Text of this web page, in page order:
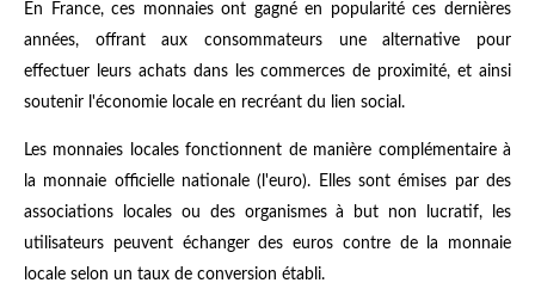
En France, ces monnaies ont gagné en popularité ces dernières
années, offrant aux consommateurs une alternative pour
effectuer leurs achats dans les commerces de proximité, et ainsi
soutenir l'économie locale en recréant du lien social.
Les monnaies locales fonctionnent de manière complémentaire à
la monnaie officielle nationale (l'euro). Elles sont émises par des
associations locales ou des organismes à but non lucratif, les
utilisateurs peuvent échanger des euros contre de la monnaie
locale selon un taux de conversion établi.